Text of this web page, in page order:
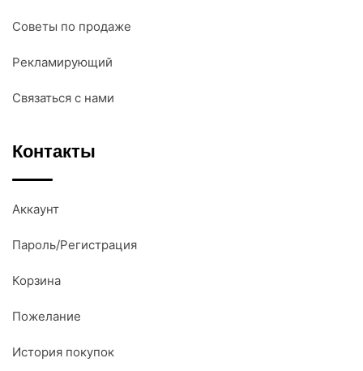
Советы по продаже
Рекламирующий
Связаться с нами
Контакты
Аккаунт
Пароль/Регистрация
Корзина
Пожелание
История покупок